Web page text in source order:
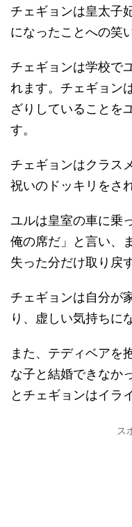
チェギョンは皇太子
になったことへの笑
チェギョンは学校で
れます。チェギョン
ざりしていることを
す。
チェギョンはクラス
祝いのドッキリをさ
ユルは皇室の車に乗
俺の席だ」と言い、
失った分だけ取り戻
チェギョンは自分が
り、虚しい気持ちに
また、テディベアを
な子と結婚できなか
とチェギョンはイラ
ス